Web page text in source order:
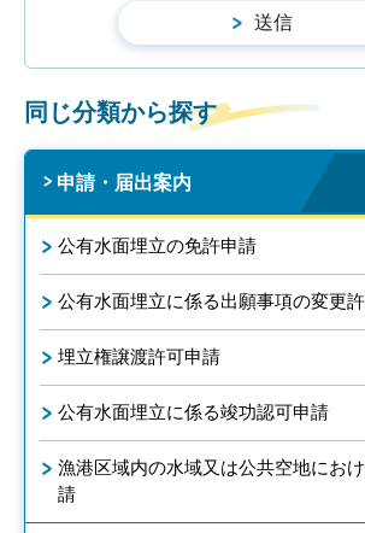
同じ分類から探す
申請・届出案内
公有水面埋立の免許申請
公有水面埋立に係る出願事項の変更
埋立権譲渡許可申請
公有水面埋立に係る竣功認可申請
漁港区域内の水域又は公共空地にお
請